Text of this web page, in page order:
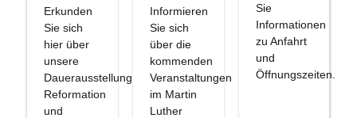
Erkunden
Sie sich
hier über
unsere
Dauerausstellung
Reformation
und
Informieren
Sie sich
über die
kommenden
Veranstaltungen
im Martin
Luther
Sie
Informationen
zu Anfahrt
und
Öffnungszeiten.